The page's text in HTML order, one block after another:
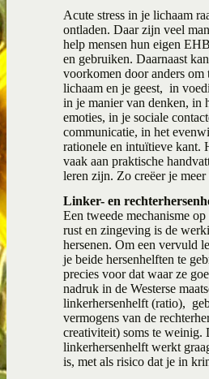
Acute stress in je lichaam
ontladen. Daar zijn veel
help mensen hun eigen
en gebruiken. Daarnaast
voorkomen door anders om
lichaam en je geest, in
in je manier van denken, in
emoties, in je sociale
communicatie, in het
rationele en intuïtieve kant.
vaak aan praktische
leren zijn. Zo creëer je
Linker- en
Een tweede mechanisme
rust en zingeving is de
hersenen. Om een vervuld
je beide hersenhelften te
precies voor dat waar ze
nadruk in de Westerse
linkerhersenhelft (ratio),
vermogens van de
creativiteit) soms te weinig.
linkerhersenhelft werkt
is, met als risico dat je in